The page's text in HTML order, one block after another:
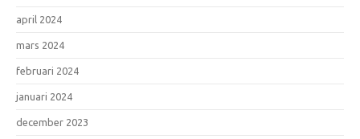
april 2024
mars 2024
februari 2024
januari 2024
december 2023